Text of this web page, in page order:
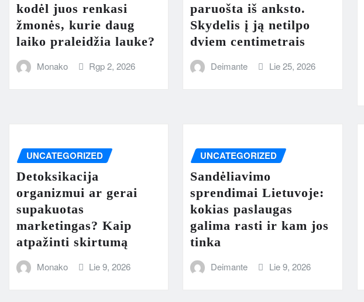
kodėl juos renkasi
žmonės, kurie daug
laiko praleidžia lauke?
Monako Rgp 2, 2026
paruošta iš anksto.
Skydelis į ją netilpo
dviem centimetrais
Deimante Lie 25, 2026
UNCATEGORIZED
Detoksikacija
organizmui ar gerai
supakuotas
marketingas? Kaip
atpažinti skirtumą
Monako Lie 9, 2026
UNCATEGORIZED
Sandėliavimo
sprendimai Lietuvoje:
kokias paslaugas
galima rasti ir kam jos
tinka
Deimante Lie 9, 2026